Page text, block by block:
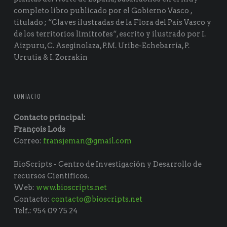
todas."
completo libro publicado por el Gobierno Vasco ,
titulado ; “Claves ilustradas de la Flora del País Vasco y
de los territorios limítrofes“, escrito y ilustrado por I.
Aizpuru, C. Aseginolaza, P.M. Uribe-Echebarría, P.
Urrutia & I. Zorrakin
CONTACTO
Contacto principal:
François Lods
Correo: fransjeman@gmail.com
BioScripts - Centro de Investigación y Desarrollo de
recursos Científicos.
Web: www.bioscripts.net
Contacto:contacto@bioscripts.net
Telf.: 954 09 75 24